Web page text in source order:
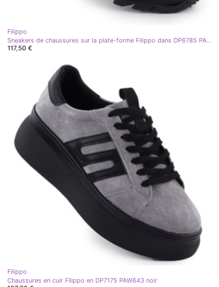
Filippo
Sneakers de chaussures sur la plate-forme Filippo dans DP6785 PAW637C
117,50 €
Filippo
Chaussures en cuir Filippo en DP7175 PAW643 noir